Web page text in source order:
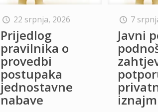
22 srpnja, 2026
Prijedlog
pravilnika o
provedbi
postupaka
jednostavne
nabave
7
Javni